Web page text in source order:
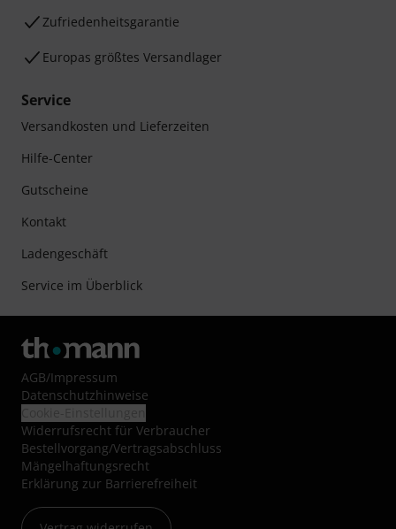
Zufriedenheitsgarantie
Europas größtes Versandlager
Service
Versandkosten und Lieferzeiten
Hilfe-Center
Gutscheine
Kontakt
Ladengeschäft
Service im Überblick
AGB/Impressum
Datenschutzhinweise
Widerrufsrecht für Verbraucher
Bestellvorgang/Vertragsabschluss
Mängelhaftungsrecht
Erklärung zur Barrierefreiheit